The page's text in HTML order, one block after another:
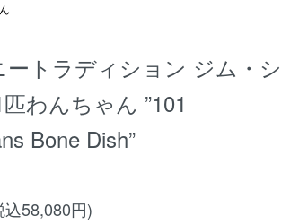
ートラディション ジム・シ
わんちゃん ”101
Bone Dish”
58,080円)